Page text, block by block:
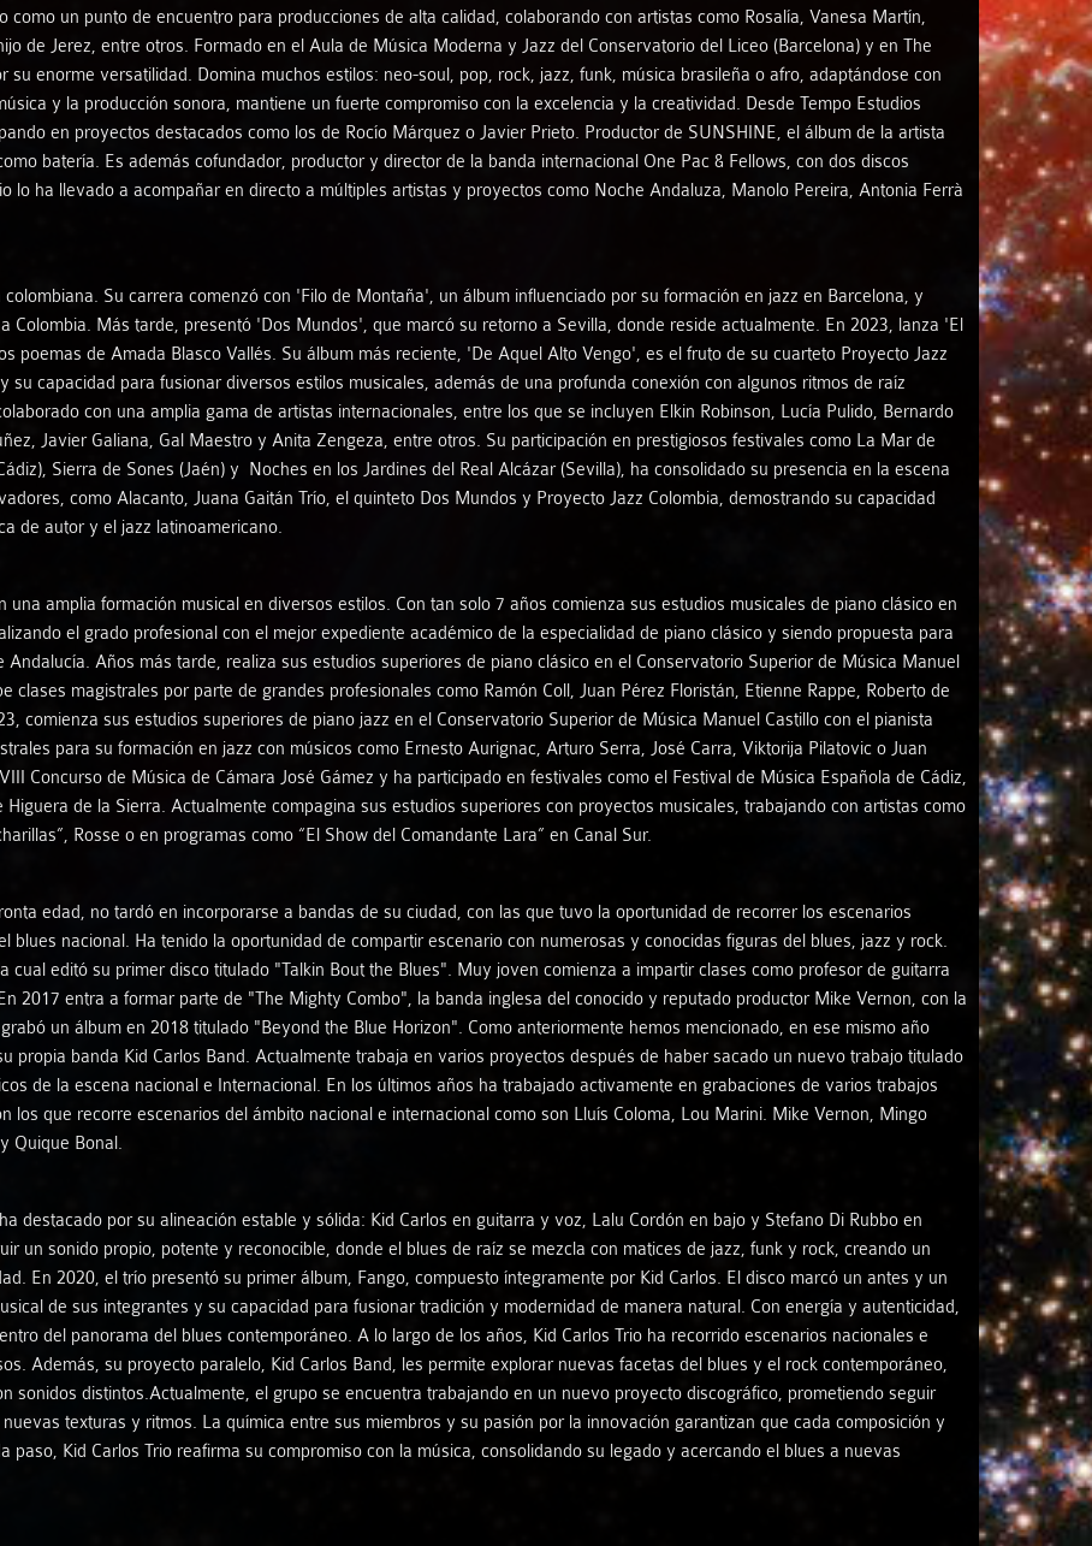
Vicent Morelló - Tommaso Cogato
YaLeili
Artistas de Flamenco
Artistas de Músicas del Mundo
Artistas de Música Clásica
Artistas de Música Antigua
Artistas de Otras músicas
como un punto de encuentro para producciones de alta calidad, colaborando con artistas como Rosalía, Vanesa Martín,
de Jerez, entre otros. Formado en el Aula de Música Moderna y Jazz del Conservatorio del Liceo (Barcelona) y en The
su enorme versatilidad. Domina muchos estilos: neo-soul, pop, rock, jazz, funk, música brasileña o afro, adaptándose con
y la producción sonora, mantiene un fuerte compromiso con la excelencia y la creatividad. Desde Tempo Estudios
en proyectos destacados como los de Rocío Márquez o Javier Prieto. Productor de SUNSHINE, el álbum de la artista
batería. Es además cofundador, productor y director de la banda internacional One Pac & Fellows, con dos discos
lo ha llevado a acompañar en directo a múltiples artistas y proyectos como Noche Andaluza, Manolo Pereira, Antonia Ferrà
Su carrera comenzó con 'Filo de Montaña', un álbum influenciado por su formación en jazz en Barcelona, y
Más tarde, presentó 'Dos Mundos', que marcó su retorno a Sevilla, donde reside actualmente. En 2023, lanza 'El
poemas de Amada Blasco Vallés. Su álbum más reciente, 'De Aquel Alto Vengo', es el fruto de su cuarteto Proyecto Jazz
su capacidad para fusionar diversos estilos musicales, además de una profunda conexión con algunos ritmos de raíz
con una amplia gama de artistas internacionales, entre los que se incluyen Elkin Robinson, Lucía Pulido, Bernardo
Javier Galiana, Gal Maestro y Anita Zengeza, entre otros. Su participación en prestigiosos festivales como La Mar de
Sierra de Sones (Jaén) y Noches en los Jardines del Real Alcázar (Sevilla), ha consolidado su presencia en la escena
como Alacanto, Juana Gaitán Trío, el quinteto Dos Mundos y Proyecto Jazz Colombia, demostrando su capacidad
de autor y el jazz latinoamericano.
una amplia formación musical en diversos estilos. Con tan solo 7 años comienza sus estudios musicales de piano clásico en
el grado profesional con el mejor expediente académico de la especialidad de piano clásico y siendo propuesta para
Años más tarde, realiza sus estudios superiores de piano clásico en el Conservatorio Superior de Música Manuel
clases magistrales por parte de grandes profesionales como Ramón Coll, Juan Pérez Floristán, Etienne Rappe, Roberto de
comienza sus estudios superiores de piano jazz en el Conservatorio Superior de Música Manuel Castillo con el pianista
para su formación en jazz con músicos como Ernesto Aurignac, Arturo Serra, José Carra, Viktorija Pilatovic o Juan
Concurso de Música de Cámara José Gámez y ha participado en festivales como el Festival de Música Española de Cádiz,
de la Sierra. Actualmente compagina sus estudios superiores con proyectos musicales, trabajando con artistas como
Rosse o en programas como “El Show del Comandante Lara” en Canal Sur.
edad, no tardó en incorporarse a bandas de su ciudad, con las que tuvo la oportunidad de recorrer los escenarios
blues nacional. Ha tenido la oportunidad de compartir escenario con numerosas y conocidas figuras del blues, jazz y rock.
cual editó su primer disco titulado "Talkin Bout the Blues". Muy joven comienza a impartir clases como profesor de guitarra
2017 entra a formar parte de "The Mighty Combo", la banda inglesa del conocido y reputado productor Mike Vernon, con la
un álbum en 2018 titulado "Beyond the Blue Horizon". Como anteriormente hemos mencionado, en ese mismo año
propia banda Kid Carlos Band. Actualmente trabaja en varios proyectos después de haber sacado un nuevo trabajo titulado
de la escena nacional e Internacional. En los últimos años ha trabajado activamente en grabaciones de varios trabajos
los que recorre escenarios del ámbito nacional e internacional como son Lluís Coloma, Lou Marini. Mike Vernon, Mingo
Quique Bonal.
destacado por su alineación estable y sólida: Kid Carlos en guitarra y voz, Lalu Cordón en bajo y Stefano Di Rubbo en
un sonido propio, potente y reconocible, donde el blues de raíz se mezcla con matices de jazz, funk y rock, creando un
En 2020, el trío presentó su primer álbum, Fango, compuesto íntegramente por Kid Carlos. El disco marcó un antes y un
de sus integrantes y su capacidad para fusionar tradición y modernidad de manera natural. Con energía y autenticidad,
del panorama del blues contemporáneo. A lo largo de los años, Kid Carlos Trio ha recorrido escenarios nacionales e
Además, su proyecto paralelo, Kid Carlos Band, les permite explorar nuevas facetas del blues y el rock contemporáneo,
sonidos distintos.Actualmente, el grupo se encuentra trabajando en un nuevo proyecto discográfico, prometiendo seguir
texturas y ritmos. La química entre sus miembros y su pasión por la innovación garantizan que cada composición y
paso, Kid Carlos Trio reafirma su compromiso con la música, consolidando su legado y acercando el blues a nuevas